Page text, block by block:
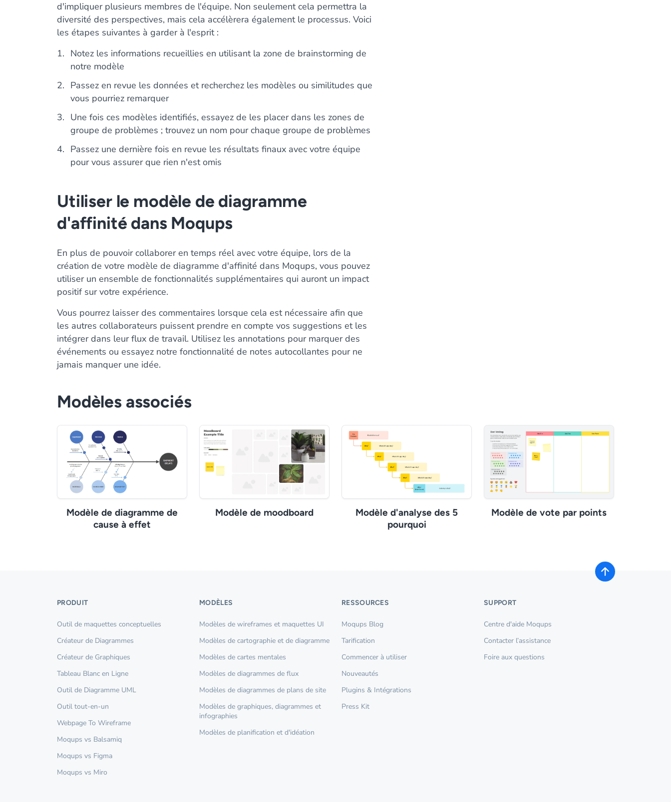
d'impliquer plusieurs membres de l'équipe. Non seulement cela permettra la
diversité des perspectives, mais cela accélèrera également le processus. Voici
les étapes suivantes à garder à l'esprit :
Notez les informations recueillies en utilisant la zone de brainstorming de
notre modèle
Passez en revue les données et recherchez les modèles ou similitudes que
vous pourriez remarquer
Une fois ces modèles identifiés, essayez de les placer dans les zones de
groupe de problèmes ; trouvez un nom pour chaque groupe de problèmes
Passez une dernière fois en revue les résultats finaux avec votre équipe
pour vous assurer que rien n'est omis
Utiliser le modèle de diagramme
d'affinité dans Moqups
En plus de pouvoir collaborer en temps réel avec votre équipe, lors de la
création de votre modèle de diagramme d'affinité dans Moqups, vous pouvez
utiliser un ensemble de fonctionnalités supplémentaires qui auront un impact
positif sur votre expérience.
Vous pourrez laisser des commentaires lorsque cela est nécessaire afin que
les autres collaborateurs puissent prendre en compte vos suggestions et les
intégrer dans leur flux de travail. Utilisez les annotations pour marquer des
événements ou essayez notre fonctionnalité de notes autocollantes pour ne
jamais manquer une idée.
Modèles associés
Modèle de diagramme de
cause à effet
Modèle de moodboard
Modèle d'analyse des 5
pourquoi
Modèle de vote par points
PRODUIT
Outil de maquettes conceptuelles
Créateur de Diagrammes
Créateur de Graphiques
Tableau Blanc en Ligne
Outil de Diagramme UML
Outil tout-en-un
Webpage To Wireframe
Moqups vs Balsamiq
Moqups vs Figma
Moqups vs Miro
MODÈLES
Modèles de wireframes et maquettes UI
Modèles de cartographie et de diagramme
Modèles de cartes mentales
Modèles de diagrammes de flux
Modèles de diagrammes de plans de site
Modèles de graphiques, diagrammes et
infographies
Modèles de planification et d'idéation
RESSOURCES
Moqups Blog
Tarification
Commencer à utiliser
Nouveautés
Plugins & Intégrations
Press Kit
SUPPORT
Centre d'aide Moqups
Contacter l’assistance
Foire aux questions